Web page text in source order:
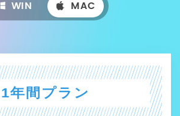
WIN MAC
1年間プラン